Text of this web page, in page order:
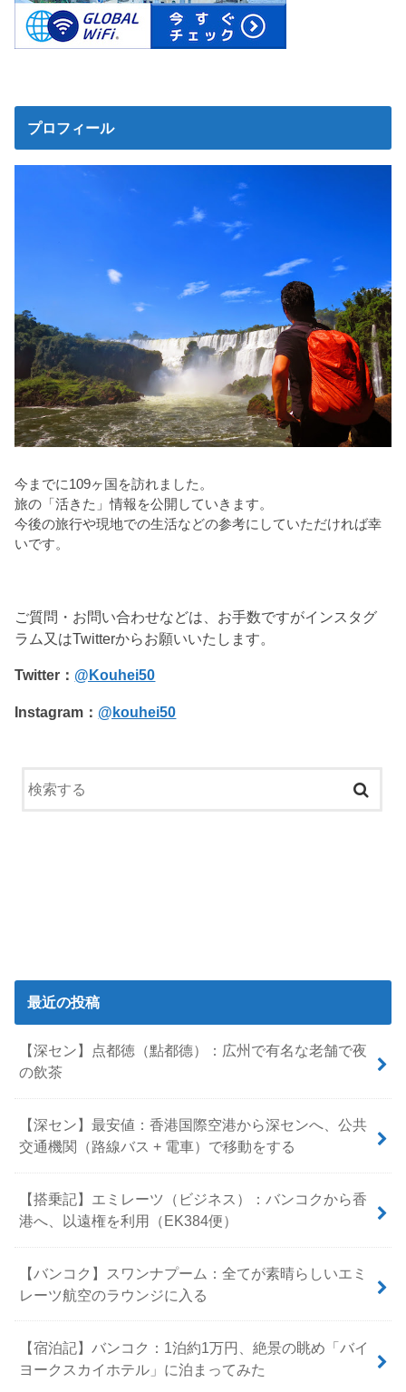
プロフィール
今までに109ヶ国を訪れました。
旅の「活きた」情報を公開していきます。
今後の旅行や現地での生活などの参考にしていただければ幸
いです。
ご質問・お問い合わせなどは、お手数ですがインスタグ
ラム又はTwitterからお願いいたします。
Twitter： @Kouhei50
Instagram： @kouhei50
最近の投稿
【深セン】点都徳（點都德）：広州で有名な老舗で夜
の飲茶
【深セン】最安値：香港国際空港から深センへ、公共
交通機関（路線バス + 電車）で移動をする
【搭乗記】エミレーツ（ビジネス）：バンコクから香
港へ、以遠権を利用（EK384便）
【バンコク】スワンナプーム：全てが素晴らしいエミ
レーツ航空のラウンジに入る
【宿泊記】バンコク：1泊約1万円、絶景の眺め「バイ
ヨークスカイホテル」に泊まってみた